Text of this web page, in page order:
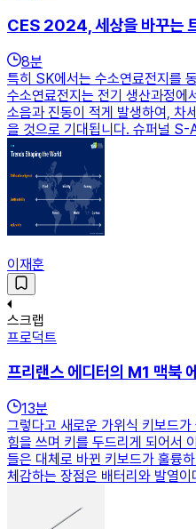
CES 2024, 세상을 바꾸는
8분
특히 SK에서는 수소연료전지를
수소연료전지는 전기 생산과정에
소음과 진동이 적게 발생하여, 차
을 것으로 기대됩니다. 슈퍼널
이재훈
스크랩
프로덕트
프리랜스 에디터의 M1 맥북
13분
그렇다고 새로운 가위식 키보드
힘을 쓰며 키를 두드리게 되어서
들은 대체로 바뀐 키보드가 훌륭
체감하는 장점은 배터리와 발열이